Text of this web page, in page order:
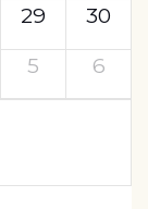
29
30
5 6